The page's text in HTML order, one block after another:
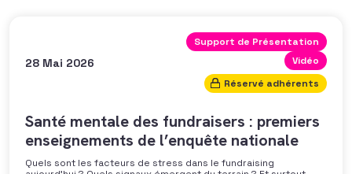
28 Mai 2026
Support de Présentation
Vidéo
Réservé adhérents
Santé mentale des fundraisers : premiers
enseignements de l’enquête nationale
Quels sont les facteurs de stress dans le fundraising